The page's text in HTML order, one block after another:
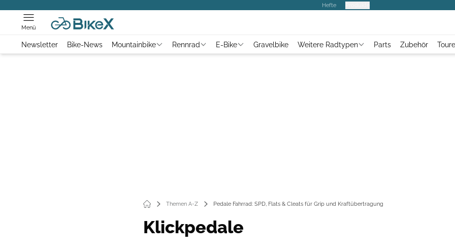
Hefte
Menü
Newsletter Bike-News Mountainbike Rennrad E-Bike Gravelbike Weitere Radtypen Parts Zubehör
Themen A-Z Pedale Fahrrad: SPD, Flats & Cleats für Grip und Kraftübertragung
Klickpedale